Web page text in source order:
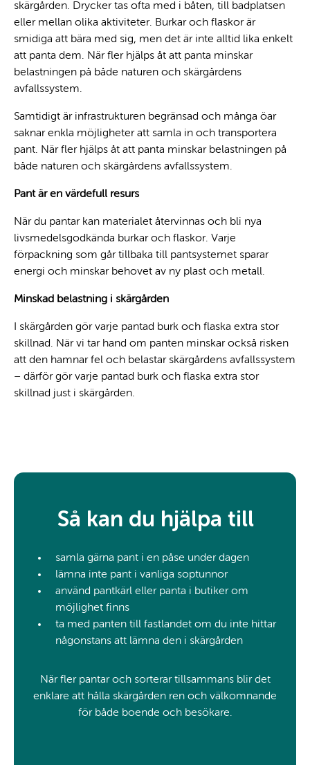
skärgården. Drycker tas ofta med i båten, till badplatsen
eller mellan olika aktiviteter. Burkar och flaskor är
smidiga att bära med sig, men det är inte alltid lika enkelt
att panta dem. När fler hjälps åt att panta minskar
belastningen på både naturen och skärgårdens
avfallssystem.
Samtidigt är infrastrukturen begränsad och många öar
saknar enkla möjligheter att samla in och transportera
pant. När fler hjälps åt att panta minskar belastningen på
både naturen och skärgårdens avfallssystem.
Pant är en värdefull resurs
När du pantar kan materialet återvinnas och bli nya
livsmedelsgodkända burkar och flaskor. Varje
förpackning som går tillbaka till pantsystemet sparar
energi och minskar behovet av ny plast och metall.
Minskad belastning i skärgården
I skärgården gör varje pantad burk och flaska extra stor
skillnad. När vi tar hand om panten minskar också risken
att den hamnar fel och belastar skärgårdens avfallssystem
– därför gör varje pantad burk och flaska extra stor
skillnad just i skärgården.
Så kan du hjälpa till
samla gärna pant i en påse under dagen
lämna inte pant i vanliga soptunnor
använd pantkärl eller panta i butiker om
möjlighet finns
ta med panten till fastlandet om du inte hittar
någonstans att lämna den i skärgården
När fler pantar och sorterar tillsammans blir det
enklare att hålla skärgården ren och välkomnande
för både boende och besökare.